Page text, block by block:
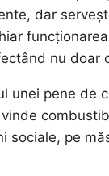
dar
nu doar
unei pene de
sociale, pe